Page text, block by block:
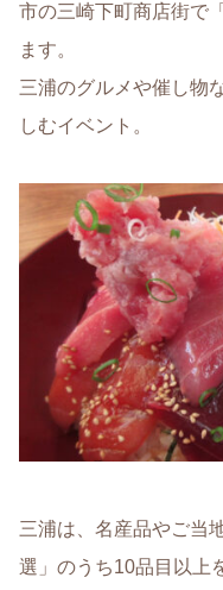
市の三崎下町商店街で
ます。
三浦のグルメや催し物
しむイベント。
三浦は、名産品やご当
選」のうち10品目以上